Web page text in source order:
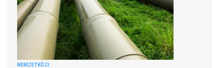
NEMZETKÖZI